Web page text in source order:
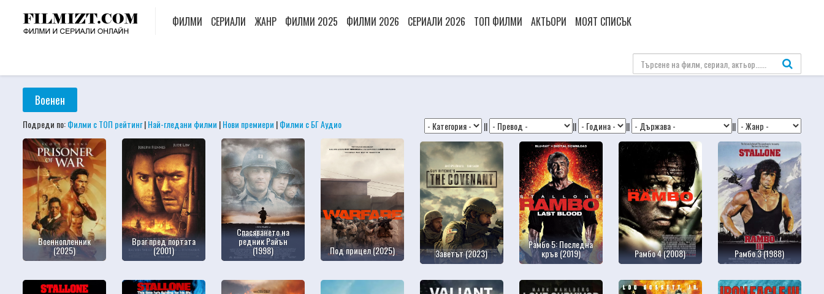
ФИЛМИ СЕРИАЛИ ЖАНР ФИЛМИ 2025 ФИЛМИ 2026 СЕРИАЛИ 2026 ТОП ФИЛМИ АКТЬОРИ МОЯТ СПИСЪК
Военен
Подреди по:Филми с ТОП рейтинг|Най-гледани филми |Нови премиери |Филми с БГ Аудио || || || ||
Военнопленник
(2025)
Враг пред портата
(2001)
Спасяването на
редник Райън
(1998) Под прицел (2025) Заветът (2023)
Рамбо 5: Последна
кръв (2019) Рамбо 4 (2008) Рамбо 3 (1988)